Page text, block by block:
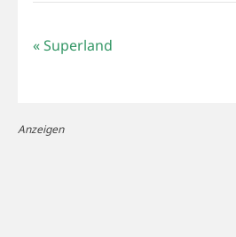
«Superland
Anzeigen